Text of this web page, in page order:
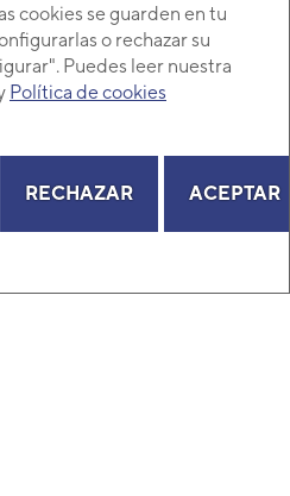
cookies se guarden en tu
o rechazar su
Puedes leer nuestra
Política de cookies
RECHAZAR ACEPTAR
DETALLE